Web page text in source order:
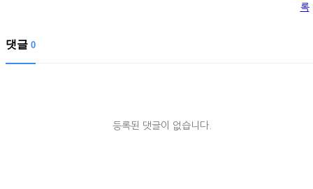
록
댓글 0
등록된 댓글이 없습니다.